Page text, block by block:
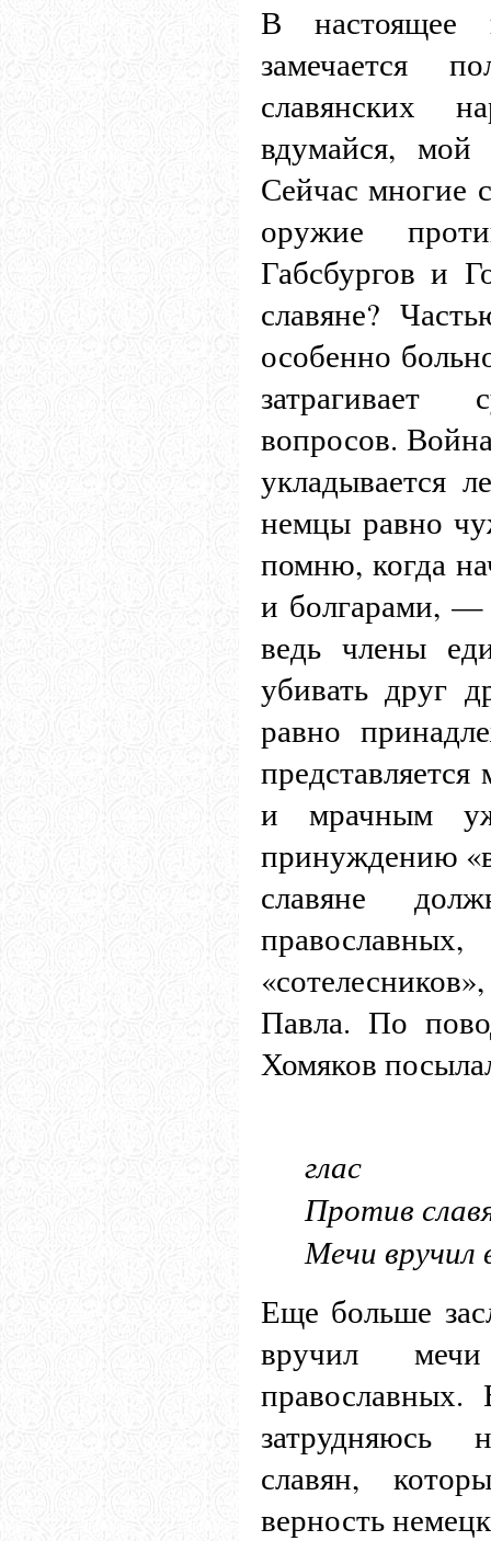
В настоящее
замечается
славянских
вдумайся,
Сейчас многие
оружие
Габсбургов и
славяне?
особенно
затрагивает
вопросов.
укладывается
немцы равно
помню, когда
и болгарами, —
ведь члены
убивать друг
равно
и мрачным
принуждению
славяне
Павла. По
Хомяков
глас
Против
Мечи вручил
Еще больше
вручил
затрудняюсь
славян,
верность